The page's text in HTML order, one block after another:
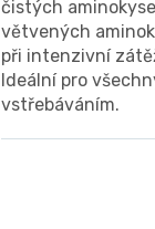
čistých
větvených
při intenzivní
Ideální pro
vstřebáváním.